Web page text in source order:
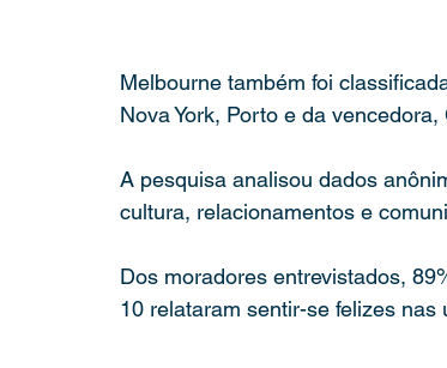
Melbourne também foi
Nova York, Porto e da vencedora,
A pesquisa analisou dados
cultura, relacionamentos e
Dos moradores entrevistados,
10 relataram sentir-se felizes nas